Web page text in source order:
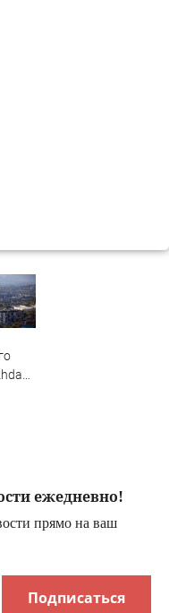
ежедневно!
прямо на ваш
Подписаться